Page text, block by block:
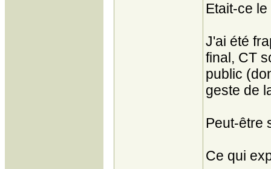
Etait-ce
J'ai été
final, CT
public
geste de
Peut-être
Ce qui